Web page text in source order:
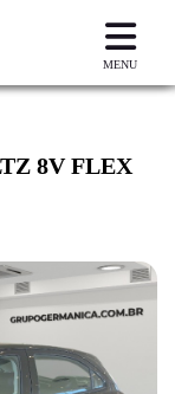
MENU
8V FLEX